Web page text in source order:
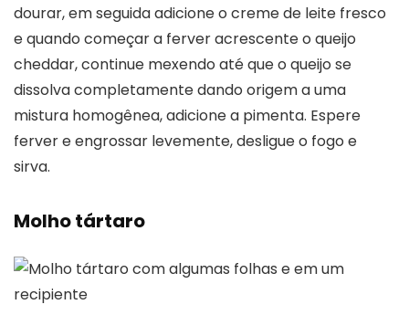
dourar, em seguida adicione o creme de leite fresco
e quando começar a ferver acrescente o queijo
cheddar, continue mexendo até que o queijo se
dissolva completamente dando origem a uma
mistura homogênea, adicione a pimenta. Espere
ferver e engrossar levemente, desligue o fogo e
sirva.
Molho tártaro